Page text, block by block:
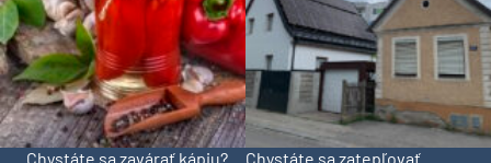
Chystáte sa zavárať kápiu?
Chystáte sa zatepľovať